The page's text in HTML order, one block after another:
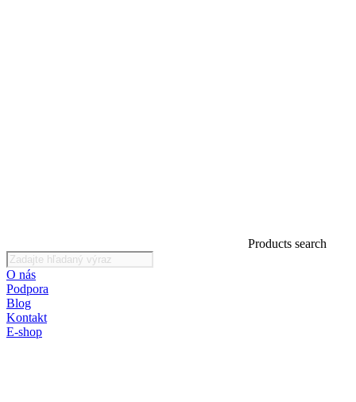
Products search
O nás
Podpora
Blog
Kontakt
E-shop